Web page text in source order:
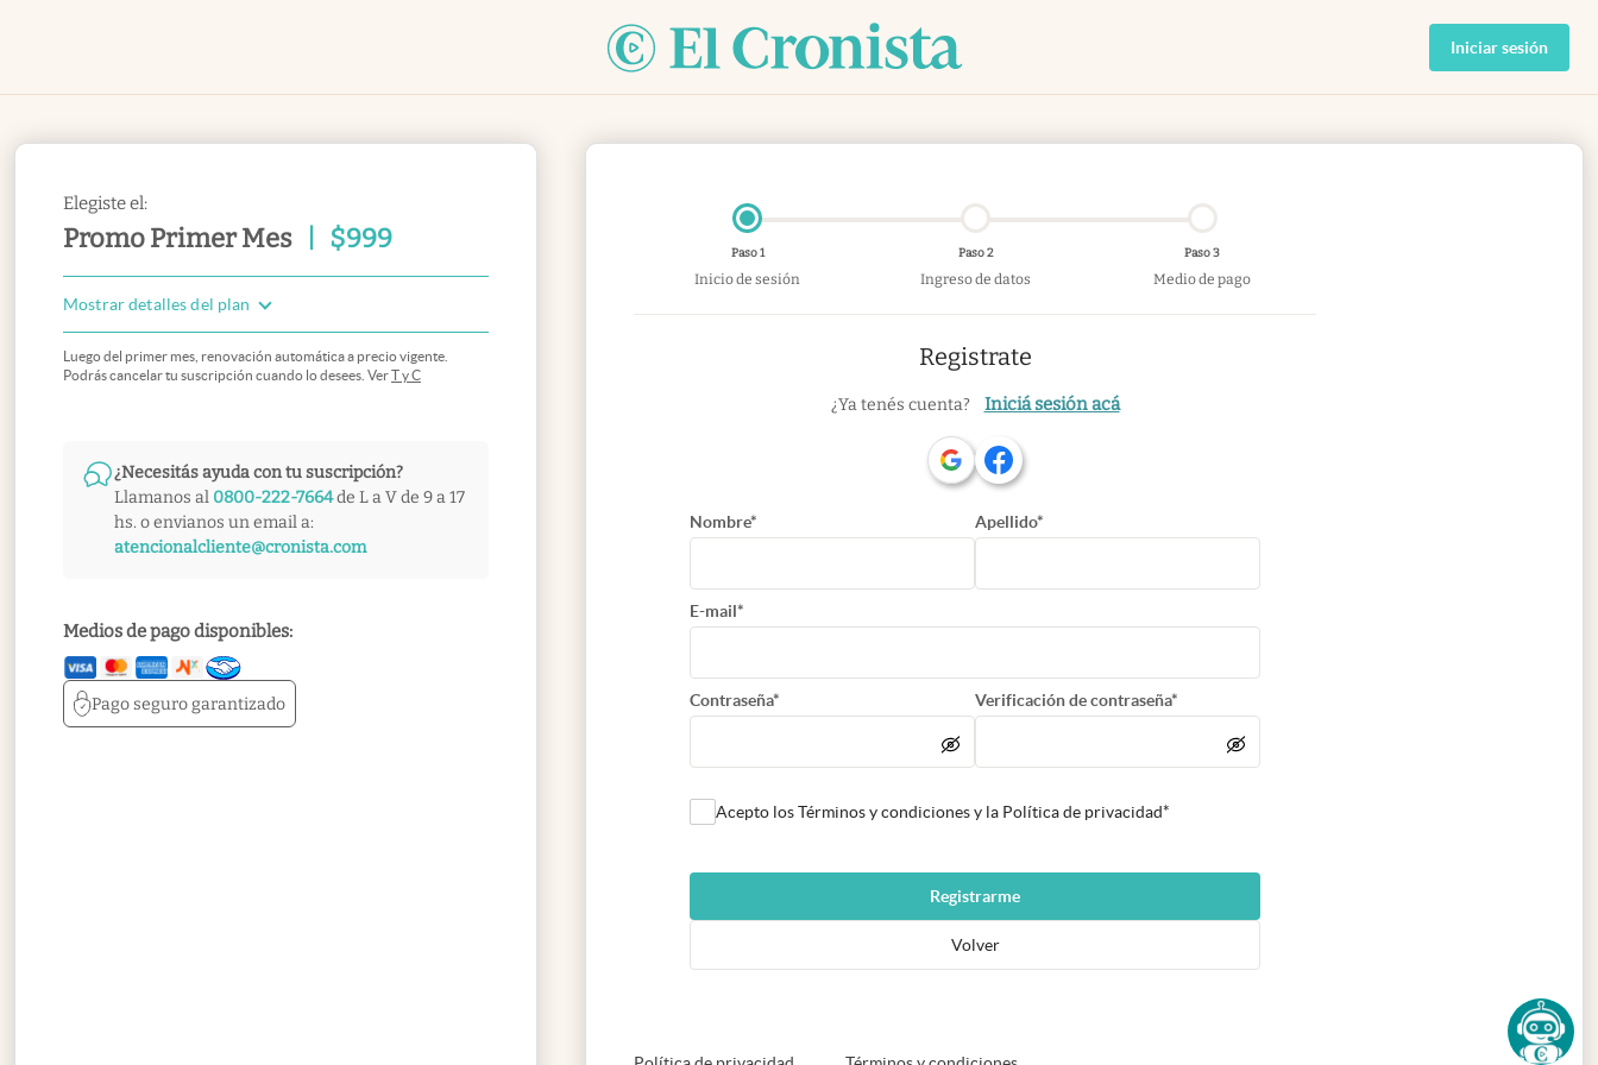
Iniciar sesión
Elegiste el:
Promo Primer Mes $999
Mostrar detalles del plan
Luego del primer mes, renovación automática a precio vigente.
Podrás cancelar tu suscripción cuando lo desees. VerT y C
¿Necesitás ayuda con tu suscripción?
Llamanos al 0800-222-7664de L a V de 9 a 17
hs. o envianos un email a:
atencionalcliente@cronista.com
Medios de pago disponibles:
Pago segurogarantizado
Paso 1
Inicio de sesión
Paso 2
Ingreso de datos
Paso 3
Medio de pago
Registrate
¿Ya tenés cuenta? Iniciá sesión acá
Nombre* Apellido*
E-mail*
Contraseña* Verificación de contraseña*
Acepto los Términos y condiciones y la Política de privacidad*
Registrarme
Volver